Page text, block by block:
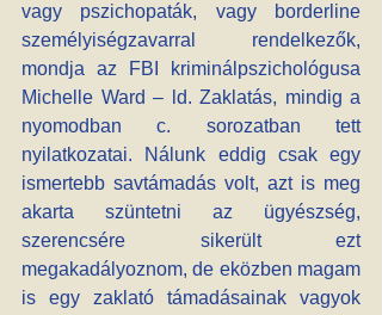
vagy pszichopaták, vagy borderline
személyiségzavarral rendelkezők,
mondja az FBI kriminálpszichológusa
Michelle Ward – ld. Zaklatás, mindig a
nyomodban c. sorozatban tett
nyilatkozatai. Nálunk eddig csak egy
ismertebb savtámadás volt, azt is meg
akarta szüntetni az ügyészség,
szerencsére sikerült ezt
megakadályoznom, de eközben magam
is egy zaklató támadásainak vagyok